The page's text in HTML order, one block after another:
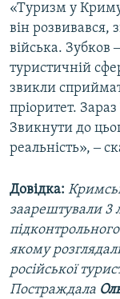
«Туризм у
він розвивався,
війська. Зубков
туристичній
звикли
пріоритет.
Звикнути до
реальність», ‒
Довідка:
заарештували 3
підконтрольного
якому
російської
Постраждала